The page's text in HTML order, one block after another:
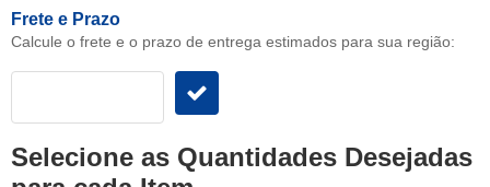
Frete e Prazo
Calcule o frete e o prazo de entrega estimados para sua região:
Selecione as Quantidades Desejadas